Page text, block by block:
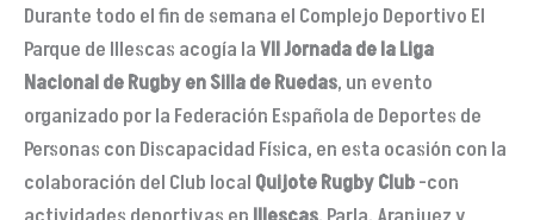
Durante todo el fin de semana el Complejo Deportivo El
Parque de Illescas acogía laVII Jornada de la Liga
Nacional de Rugby en Silla de Ruedas, un evento
organizado por la Federación Española de Deportes de
Personas con Discapacidad Física, en esta ocasión con la
colaboración del Club local Quijote Rugby Club-con